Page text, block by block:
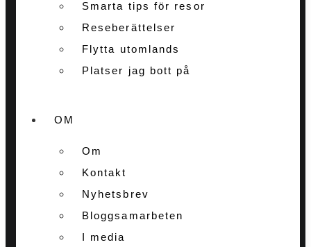
Smarta tips för resor
Reseberättelser
Flytta utomlands
Platser jag bott på
OM
Om
Kontakt
Nyhetsbrev
Bloggsamarbeten
I media